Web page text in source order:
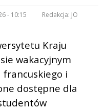
- 10:15 Redakcja: JO
Kraju
wakacyjnym
francuskiego i
dostępne dla